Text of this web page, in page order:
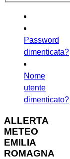
Password
dimenticata?
Nome
utente
dimenticato?
ALLERTA
METEO
EMILIA
ROMAGNA